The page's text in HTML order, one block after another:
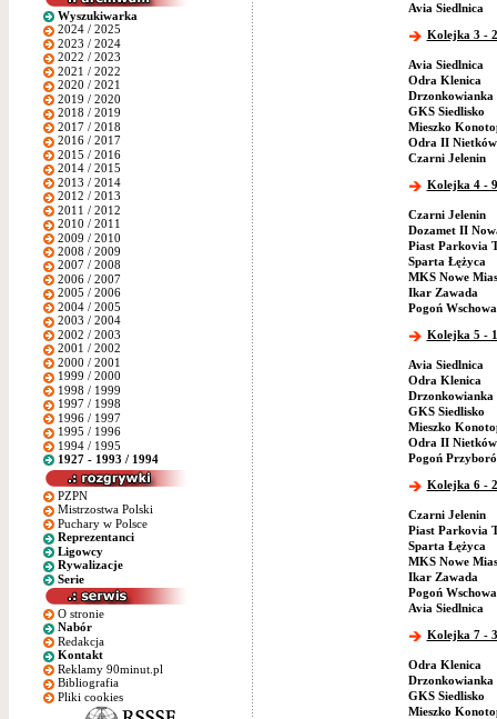
Wyszukiwarka
2024 / 2025
2023 / 2024
2022 / 2023
2021 / 2022
2020 / 2021
2019 / 2020
2018 / 2019
2017 / 2018
2016 / 2017
2015 / 2016
2014 / 2015
2013 / 2014
2012 / 2013
2011 / 2012
2010 / 2011
2009 / 2010
2008 / 2009
2007 / 2008
2006 / 2007
2005 / 2006
2004 / 2005
2003 / 2004
2002 / 2003
2001 / 2002
2000 / 2001
1999 / 2000
1998 / 1999
1997 / 1998
1996 / 1997
1995 / 1996
1994 / 1995
1927 - 1993 / 1994
PZPN
Mistrzostwa Polski
Puchary w Polsce
Reprezentanci
Ligowcy
Rywalizacje
Serie
O stronie
Nabór
Redakcja
Kontakt
Reklamy 90minut.pl
Bibliografia
Pliki cookies
Avia Siedlnica
Kolejka 3 -
Avia Siedlnica
Odra Klenica
Drzonkowianka
GKS Siedlisko
Mieszko
Odra II Nietków
Czarni Jelenin
Kolejka 4 -
Czarni Jelenin
Dozamet II
Piast Parkovia
Sparta Łężyca
MKS Nowe
Ikar Zawada
Pogoń Wschowa
Kolejka 5 -
Avia Siedlnica
Odra Klenica
Drzonkowianka
GKS Siedlisko
Mieszko
Odra II Nietków
Pogoń
Kolejka 6 -
Czarni Jelenin
Piast Parkovia
Sparta Łężyca
MKS Nowe
Ikar Zawada
Pogoń Wschowa
Avia Siedlnica
Kolejka 7 -
Odra Klenica
Drzonkowianka
GKS Siedlisko
Mieszko